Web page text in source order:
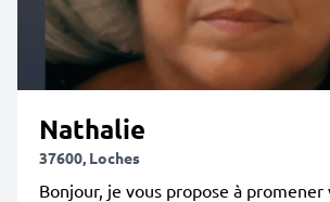
Nathalie
37600, Loches
Bonjour, je vous propose à